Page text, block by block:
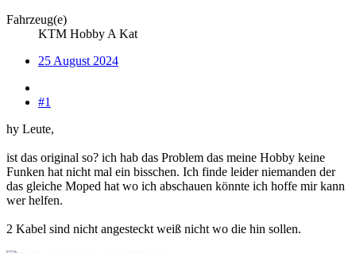
Fahrzeug(e)
KTM Hobby A Kat
25 August 2024
#1
hy Leute,
ist das original so? ich hab das Problem das meine Hobby keine
Funken hat nicht mal ein bisschen. Ich finde leider niemanden der
das gleiche Moped hat wo ich abschauen könnte ich hoffe mir kann
wer helfen.
2 Kabel sind nicht angesteckt weiß nicht wo die hin sollen.